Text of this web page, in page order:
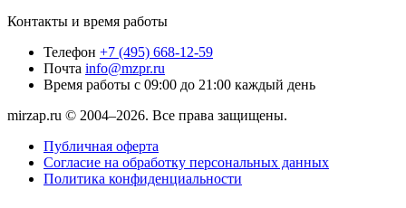
Контакты и время работы
Телефон +7 (495) 668-12-59
Почта info@mzpr.ru
Время работы с 09:00 до 21:00 каждый день
mirzap.ru © 2004–2026. Все права защищены.
Публичная оферта
Согласие на обработку персональных данных
Политика конфиденциальности